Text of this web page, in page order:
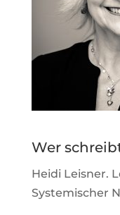
Wer
Heidi Leisner.
Systemischer